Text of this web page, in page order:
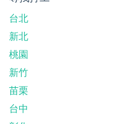
台北
新北
桃園
新竹
苗栗
台中